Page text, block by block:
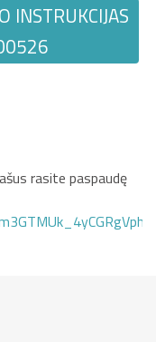
INSTRUKCIJAS
rasite paspaudę